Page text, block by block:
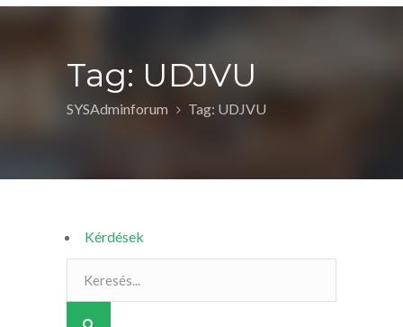
Tag: UDJVU
SYSAdminforum Tag: UDJVU
Kérdések